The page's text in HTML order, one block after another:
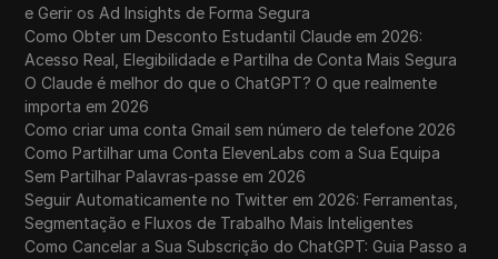
e Gerir os Ad Insights de Forma Segura
Como Obter um Desconto Estudantil Claude em 2026:
Acesso Real, Elegibilidade e Partilha de Conta Mais Segura
O Claude é melhor do que o ChatGPT? O que realmente
importa em 2026
Como criar uma conta Gmail sem número de telefone 2026
Como Partilhar uma Conta ElevenLabs com a Sua Equipa
Sem Partilhar Palavras-passe em 2026
Seguir Automaticamente no Twitter em 2026: Ferramentas,
Segmentação e Fluxos de Trabalho Mais Inteligentes
Como Cancelar a Sua Subscrição do ChatGPT: Guia Passo a